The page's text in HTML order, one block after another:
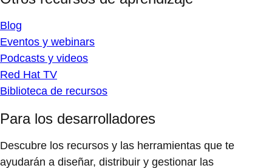
Para los partners
Partner Connect
Convertirse en partner
Soporte
Acceda el portal de nuestros partners